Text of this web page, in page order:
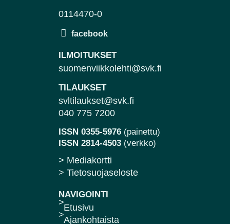
0114470-0
ILMOITUKSET
suomenviikkolehti@svk.fi
TILAUKSET
svltilaukset@svk.fi
040 775 7200
ISSN 0355-5976 (painettu)
ISSN 2814-4503 (verkko)
> Mediakortti
> Tietosuojaseloste
NAVIGOINTI
Etusivu
Ajankohtaista